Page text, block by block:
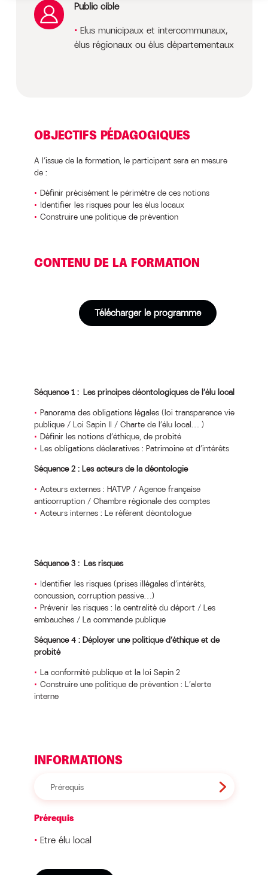
Public cible
Elus municipaux et intercommunaux,
élus régionaux ou élus départementaux
OBJECTIFS PÉDAGOGIQUES
A l’issue de la formation, le participant sera en mesure
de :
Définir précisément le périmètre de ces notions
Identifier les risques pour les élus locaux
Construire une politique de prévention
CONTENU DE LA FORMATION
Télécharger le programme
Séquence 1 : Les principes déontologiques de l’élu local
Panorama des obligations légales (loi transparence vie
publique / Loi Sapin II / Charte de l’élu local… )
Définir les notions d’éthique, de probité
Les obligations déclaratives : Patrimoine et d’intérêts
Séquence 2 : Les acteurs de la déontologie
Acteurs externes : HATVP / Agence française
anticorruption / Chambre régionale des comptes
Acteurs internes : Le référent déontologue
Séquence 3 : Les risques
Identifier les risques (prises illégales d’intérêts,
concussion, corruption passive…)
Prévenir les risques : la centralité du déport / Les
embauches / La commande publique
Séquence 4 : Déployer une politique d’éthique et de
probité
La conformité publique et la loi Sapin 2
Construire une politique de prévention : L’alerte
interne
INFORMATIONS
Prérequis
Prérequis
Etre élu local